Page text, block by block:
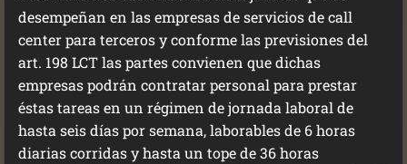
desempeñan en las empresas de servicios de call
center para terceros y conforme las previsiones del
art. 198 LCT las partes convienen que dichas
empresas podrán contratar personal para prestar
éstas tareas en un régimen de jornada laboral de
hasta seis días por semana, laborables de 6 horas
diarias corridas y hasta un tope de 36 horas